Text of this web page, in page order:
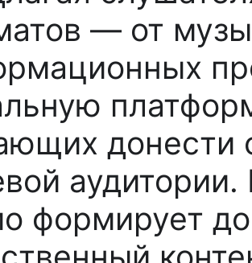
— от
донести
формирует